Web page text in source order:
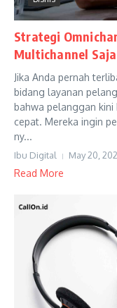
Strategi
Multichannel
Jika Anda pernah
bidang layanan
bahwa pelanggan kini
cepat. Mereka ingin
ny...
Ibu Digital May 20,
Read More